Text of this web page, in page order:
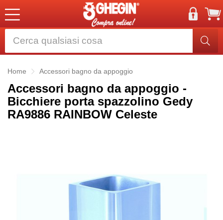
Home Accessori bagno da appoggio
Accessori bagno da appoggio -
Bicchiere porta spazzolino Gedy
RA9886 RAINBOW Celeste